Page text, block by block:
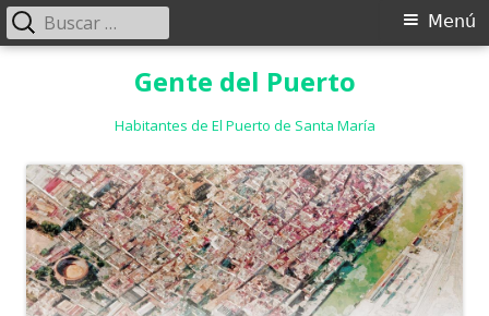
Gente del Puerto
Habitantes de El Puerto de Santa María
Menú
Menú
Buscar: